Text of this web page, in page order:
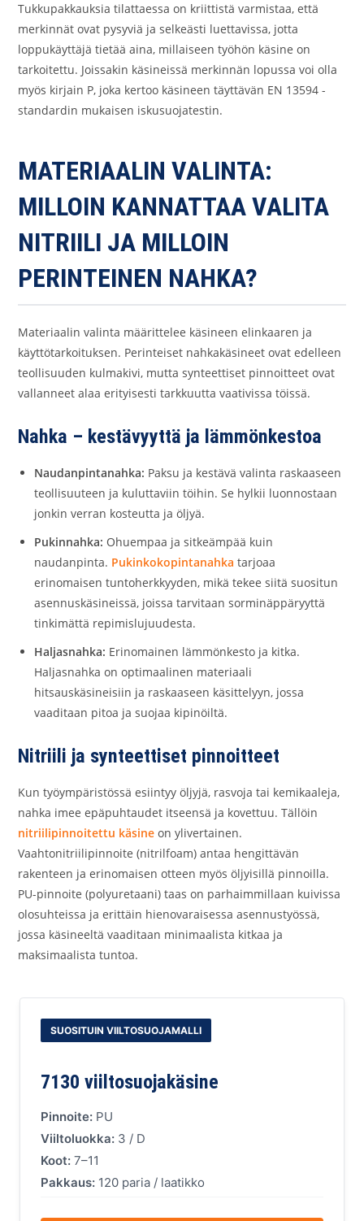
Tukkupakkauksia tilattaessa on kriittistä varmistaa, että
merkinnät ovat pysyviä ja selkeästi luettavissa, jotta
loppukäyttäjä tietää aina, millaiseen työhön käsine on
tarkoitettu. Joissakin käsineissä merkinnän lopussa voi olla
myös kirjain P, joka kertoo käsineen täyttävän EN 13594 -
standardin mukaisen iskusuojatestin.
MATERIAALIN VALINTA:
MILLOIN KANNATTAA VALITA
NITRIILI JA MILLOIN
PERINTEINEN NAHKA?
Materiaalin valinta määrittelee käsineen elinkaaren ja
käyttötarkoituksen. Perinteiset nahkakäsineet ovat edelleen
teollisuuden kulmakivi, mutta synteettiset pinnoitteet ovat
vallanneet alaa erityisesti tarkkuutta vaativissa töissä.
Nahka – kestävyyttä ja lämmönkestoa
Naudanpintanahka: Paksu ja kestävä valinta raskaaseen
teollisuuteen ja kuluttaviin töihin. Se hylkii luonnostaan
jonkin verran kosteutta ja öljyä.
Pukinnahka: Ohuempaa ja sitkeämpää kuin
naudanpinta. Pukinkokopintanahka tarjoaa
erinomaisen tuntoherkkyyden, mikä tekee siitä suositun
asennuskäsineissä, joissa tarvitaan sorminäppäryyttä
tinkimättä repimislujuudesta.
Haljasnahka: Erinomainen lämmönkesto ja kitka.
Haljasnahka on optimaalinen materiaali
hitsauskäsineisiin ja raskaaseen käsittelyyn, jossa
vaaditaan pitoa ja suojaa kipinöiltä.
Nitriili ja synteettiset pinnoitteet
Kun työympäristössä esiintyy öljyjä, rasvoja tai kemikaaleja,
nahka imee epäpuhtaudet itseensä ja kovettuu. Tällöin
nitriilipinnoitettu käsine on ylivertainen.
Vaahtonitriilipinnoite (nitrilfoam) antaa hengittävän
rakenteen ja erinomaisen otteen myös öljyisillä pinnoilla.
PU-pinnoite (polyuretaani) taas on parhaimmillaan kuivissa
olosuhteissa ja erittäin hienovaraisessa asennustyössä,
jossa käsineeltä vaaditaan minimaalista kitkaa ja
maksimaalista tuntoa.
SUOSITUIN VIILTOSUOJAMALLI
7130 viiltosuojakäsine
Pinnoite: PU
Viiltoluokka: 3 / D
Koot: 7–11
Pakkaus: 120 paria / laatikko